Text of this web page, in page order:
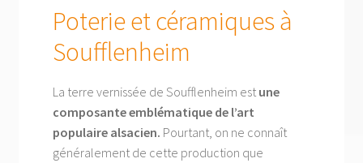
Poterie et céramiques à
Soufflenheim
La terre vernissée de Soufflenheim est une
composante emblématique de l’art
populaire alsacien. Pourtant, on ne connaît
généralement de cette production que